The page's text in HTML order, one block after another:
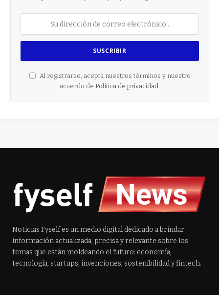
Al registrarse, acepta nuestros términos y nuestro
acuerdo de Política de privacidad.
Noticias Fyself es un medio digital dedicado a brindar
información actualizada, precisa y relevante sobre los
temas que están moldeando el futuro: economía,
tecnología, startups, invenciones, sostenibilidad y fintech.